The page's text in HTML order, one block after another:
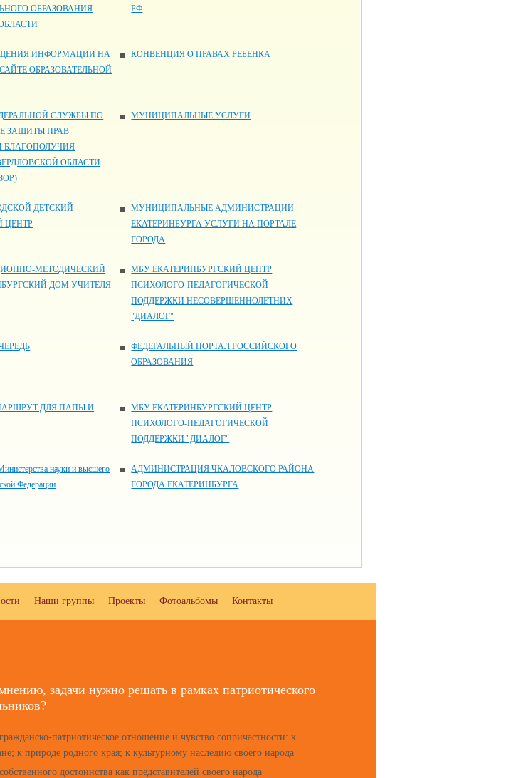
ОБРАЗОВАНИЯ
РФ
ИНФОРМАЦИИ НА
ОБРАЗОВАТЕЛЬНОЙ
КОНВЕНЦИЯ О ПРАВАХ РЕБЕНКА
СЛУЖБЫ ПО
ЗАЩИТЫ ПРАВ
БЛАГОПОЛУЧИЯ
ОБЛАСТИ
МУНИЦИПАЛЬНЫЕ УСЛУГИ
ДЕТСКИЙ
ЦЕНТР
МУНИЦИПАЛЬНЫЕ АДМИНИСТРАЦИИ
ЕКАТЕРИНБУРГА УСЛУГИ НА ПОРТАЛЕ
ГОРОДА
МЕТОДИЧЕСКИЙ
ДОМ УЧИТЕЛЯ
МБУ ЕКАТЕРИНБУРГСКИЙ ЦЕНТР
ПСИХОЛОГО-ПЕДАГОГИЧЕСКОЙ
ПОДДЕРЖКИ НЕСОВЕРШЕННОЛЕТНИХ
"ДИАЛОГ"
ФЕДЕРАЛЬНЫЙ ПОРТАЛ РОССИЙСКОГО
ОБРАЗОВАНИЯ
ДЛЯ ПАПЫ И
МБУ ЕКАТЕРИНБУРГСКИЙ ЦЕНТР
ПСИХОЛОГО-ПЕДАГОГИЧЕСКОЙ
ПОДДЕРЖКИ "ДИАЛОГ"
науки и высшего
Федерации
АДМИНИСТРАЦИЯ ЧКАЛОВСКОГО РАЙОНА
ГОРОДА ЕКАТЕРИНБУРГА
Наши группы Проекты Фотоальбомы Контакты
задачи нужно решать в рамках патриотического
патриотическое отношение и чувство сопричастности: к
к природе родного края; к культурному наследию своего народа
достоинства как представителей своего народа